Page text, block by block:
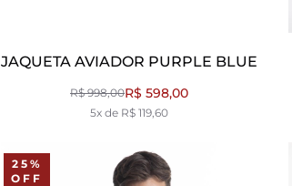
JAQUETA AVIADOR PURPLE BLUE
R$ 998,00R$ 598,00
5x de R$ 119,60
25%
OFF